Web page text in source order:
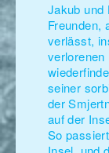
Jakub und
Freunden,
verlässt,
verlorenen
seiner
der
auf der
So